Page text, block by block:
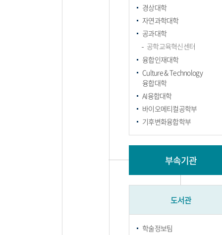
경상대학
자연과학대학
공과대학
공학교육혁신센터
융합인재대학
Culture & Technology
융합대학
AI융합대학
바이오메티컬공학부
기후변화융합학부
부속기관
도서관
학술정보팀